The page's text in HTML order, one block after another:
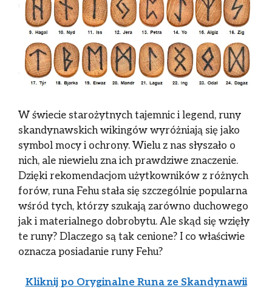
W świecie starożytnych tajemnic i legend, runy
skandynawskich wikingów wyróżniają się jako
symbol mocy i ochrony. Wielu z nas słyszało o
nich, ale niewielu zna ich prawdziwe znaczenie.
Dzięki rekomendacjom użytkowników z różnych
forów, runa Fehu stała się szczególnie popularna
wśród tych, którzy szukają zarówno duchowego
jak i materialnego dobrobytu. Ale skąd się wzięły
te runy? Dlaczego są tak cenione? I co właściwie
oznacza posiadanie runy Fehu?
Kliknij po Oryginalne Runa ze Skandynawii